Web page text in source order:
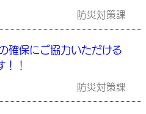
防災対策課
確保にご協力いただける
！！
防災対策課